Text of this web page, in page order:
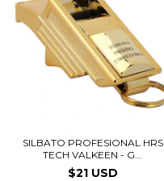
SILBATO PROFESIONAL HRS
TECH VALKEEN - G...
$21 USD